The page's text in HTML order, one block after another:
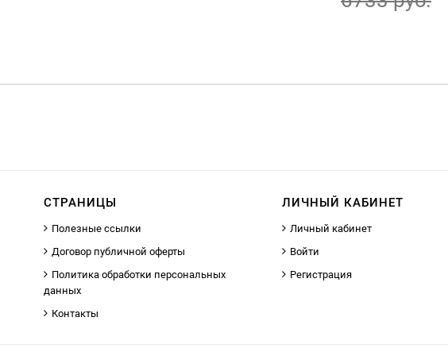
СТРАНИЦЫ
Полезные ссылки
Договор публичной оферты
Политика обработки персональных
данных
Контакты
ЛИЧНЫЙ КАБИНЕТ
Личный кабинет
Войти
Регистрация